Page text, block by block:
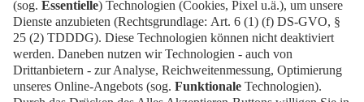
Wird das Ticket-Widget nicht angezeigt? Dann
buchen Sie Ihr Ticket direkt überdiesen Link!